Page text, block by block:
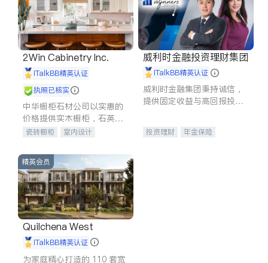
2Win Cabinetry Inc.
iTalkBB精英认证
执照已核实
中华橱柜石材公司以实惠的
价格提供实木橱柜，石英石
台面，多种优质不锈钢水
质厨房，家的选择。
瓷砖橱柜
室内设计
室内装修
威利时金融投资理财集团
iTalkBB精英认证
威利时金融集团秉持诚信，
提供固定收益与高回报投资
合，助力客户实现目标
投资理财
年金保险
精英会员
Quilchena West
iTalkBB精英认证
为家庭精心打造的 110 套宽